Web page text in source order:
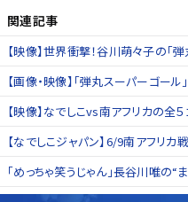
関連記事
【映像】世界衝撃！谷川萌々子の「
【画像・映像】「弾丸スーパーゴー
【映像】なでしこvs南アフリカの全５
【なでしこジャパン】6/9南アフリカ
「めっちゃ笑うじゃん」長谷川唯の